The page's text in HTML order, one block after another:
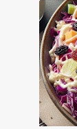
e
n
s